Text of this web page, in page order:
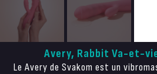
Avery, Rabbit Va-et-
Le Avery de Svakom est un